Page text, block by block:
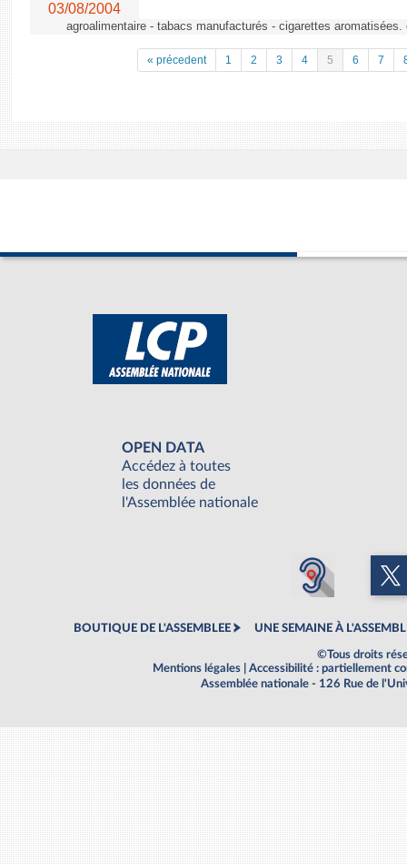
03/08/2004
agroalimentaire - tabacs manufacturés - cigarettes
« précedent 1 2 3 4 5 6 7
OPEN DATA
Accédez à toutes
les données de
l'Assemblée nationale
BOUTIQUE DE L'ASSEMBLEE UNE SEMAINE À
©Tous droits
Mentions légales
Accessibilité : partiellement
Assemblée nationale - 126 Rue de